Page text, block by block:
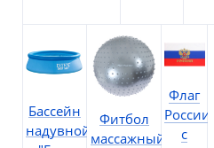
Бассейн
надувной
Фитбол
массажный
Флаг
России
с